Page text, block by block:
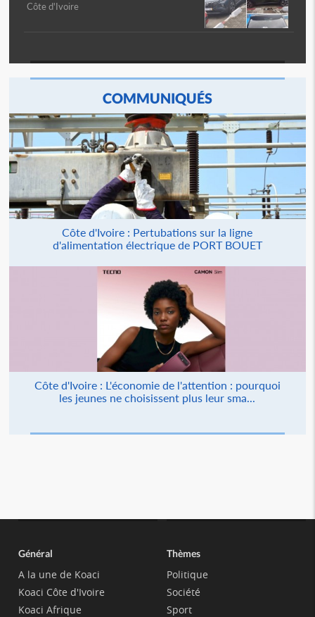
Côte d'Ivoire
COMMUNIQUÉS
Côte d'Ivoire : Pertubations sur la ligne
d'alimentation électrique de PORT BOUET
Côte d'Ivoire : L'économie de l'attention : pourquoi
les jeunes ne choisissent plus leur sma...
Général
A la une de Koaci
Koaci Côte d'Ivoire
Koaci Afrique
Thèmes
Politique
Société
Sport